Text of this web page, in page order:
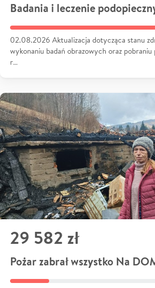
Badania i leczenie
02.08.2026 Aktualizacja dotycząca stanu
wykonaniu badań obrazowych oraz pobraniu
r…
29 582 zł
Pożar zabrał wszystko Na